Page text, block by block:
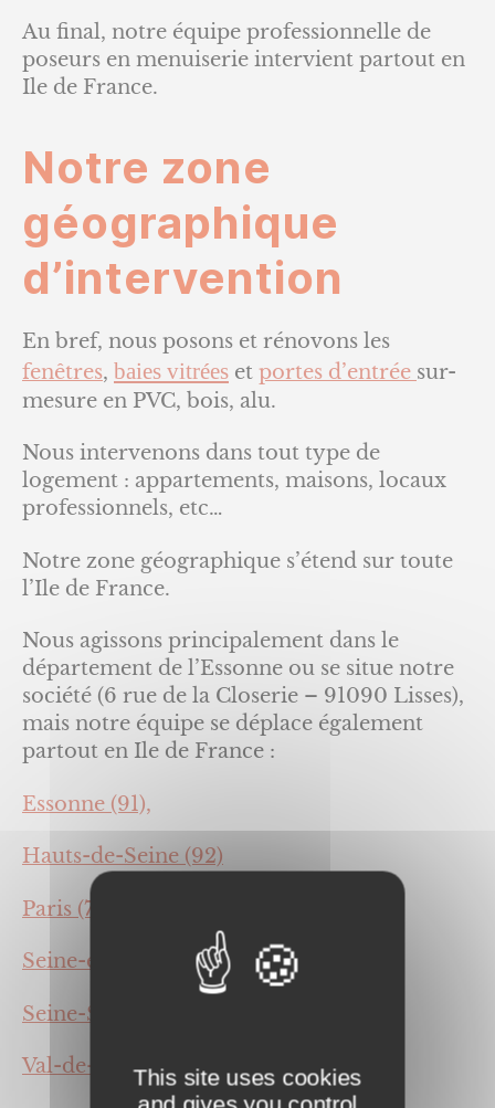
Au final, notre équipe professionnelle de
poseurs en menuiserie intervient partout en
Ile de France.
Notre zone
géographique
d’intervention
En bref, nous posons et rénovons les
fenêtres, baies vitrées et portes d’entrée sur-
mesure en PVC, bois, alu.
Nous intervenons dans tout type de
logement : appartements, maisons, locaux
professionnels, etc…
Notre zone géographique s’étend sur toute
l’Ile de France.
Nous agissons principalement dans le
département de l’Essonne ou se situe notre
société (6 rue de la Closerie – 91090 Lisses),
mais notre équipe se déplace également
partout en Ile de France :
Essonne (91),
Hauts-de-Seine (92)
Paris (75),
Seine-et-Marne (77),
Seine-Saint-Denis (93),
Val-de-Marne (94),This site uses cookies